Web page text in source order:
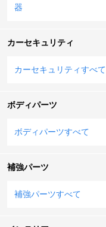
器
カーセキュリティ
カーセキュリティすべて
ボディパーツ
ボディパーツすべて
補強パーツ
補強パーツすべて